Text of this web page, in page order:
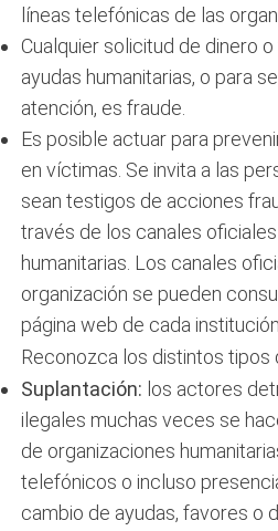
líneas telefónicas de las
Cualquier solicitud de dinero
ayudas humanitarias, o para
atención, es fraude.
Es posible actuar para
en víctimas. Se invita a las
sean testigos de acciones
través de los canales
humanitarias. Los canales
organización se pueden
página web de cada institución.
Reconozca los distintos tipos
Suplantación: los actores
ilegales muchas veces se
de organizaciones
telefónicos o incluso
cambio de ayudas, favores o